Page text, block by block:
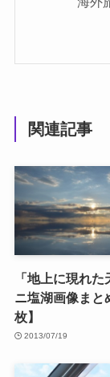
関連記事
「地上に現れた
ニ塩湖画像まと
枚】
2013/07/19